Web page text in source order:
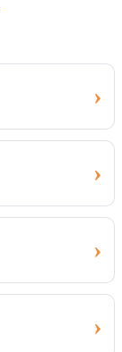
›
›
›
›